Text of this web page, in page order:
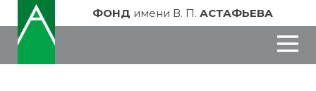
ФОНД имени В. П. АСТАФЬЕВА